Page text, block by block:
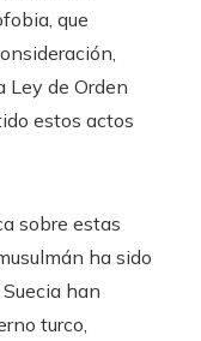
que
Ley de Orden
estos actos
sobre estas
ha sido
han
turco,